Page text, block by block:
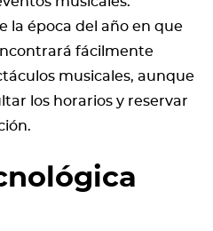
la época del año en que
fácilmente
musicales, aunque
los horarios y reservar